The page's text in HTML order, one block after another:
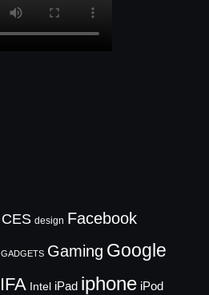
CES design Facebook
GADGETS Gaming Google
IFA Intel iPad iphone iPod